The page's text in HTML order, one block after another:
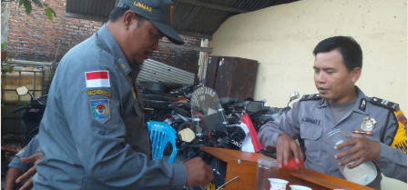
m
i
l